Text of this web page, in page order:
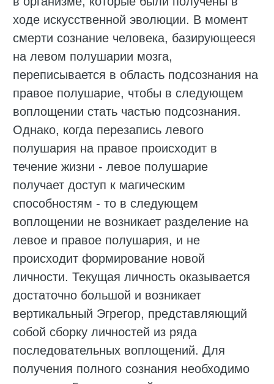
ходе искусственной эволюции. В момент
смерти сознание человека, базирующееся
на левом полушарии мозга,
переписывается в область подсознания на
правое полушарие, чтобы в следующем
воплощении стать частью подсознания.
Однако, когда перезапись левого
полушария на правое происходит в
течение жизни - левое полушарие
получает доступ к магическим
способностям - то в следующем
воплощении не возникает разделение на
левое и правое полушария, и не
происходит формирование новой
личности. Текущая личность оказывается
достаточно большой и возникает
вертикальный Эгрегор, представляющий
собой сборку личностей из ряда
последовательных воплощений. Для
получения полного сознания необходимо